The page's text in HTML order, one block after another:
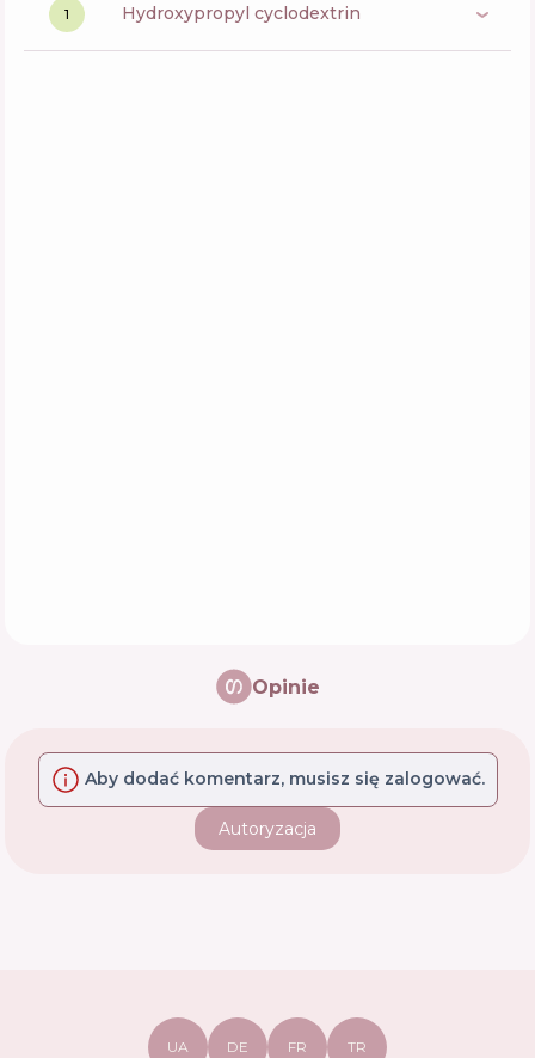
1 hydroxypropyl cyclodextrin
Opinie
Aby dodać komentarz, musisz się zalogować.
Autoryzacja
UA DE FR TR